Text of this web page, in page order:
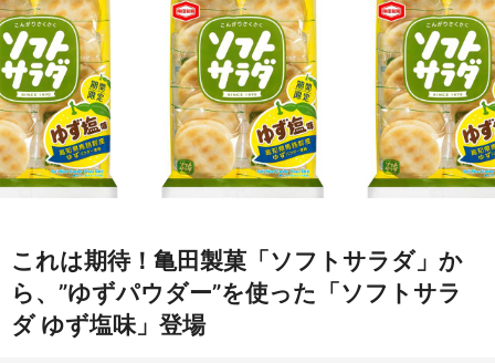
これは期待！亀田製菓「ソフトサラダ」か
ら、”ゆずパウダー”を使った「ソフトサラ
ダ ゆず塩味」登場